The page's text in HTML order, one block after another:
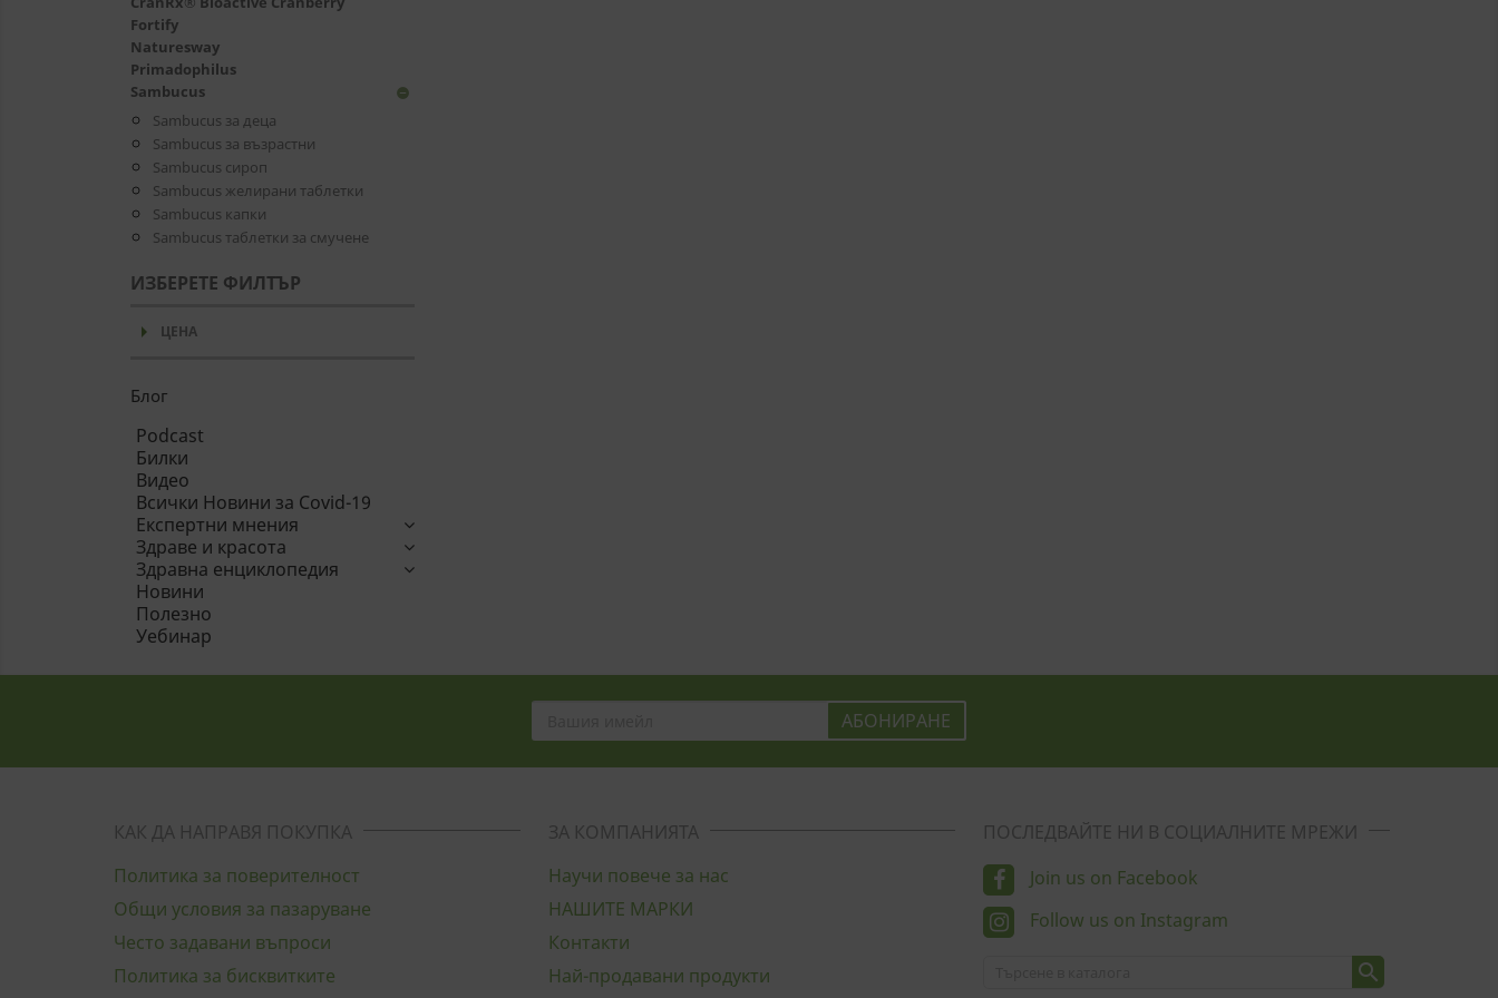
Fortify
Naturesway
Primadophilus
Sambucus
remove_circle
Sambucus за деца
Sambucus за възрастни
Sambucus сироп
Sambucus желирани таблетки
Sambucus капки
Sambucus таблетки за смучене
ИЗБЕРЕТЕ ФИЛТЪР
arrow_drop_down ЦЕНА
Блог
Podcast
Билки
Видео
Всички Новини за Covid-19
Експертни мнения
Здраве и красота
Здравна енциклопедия
Новини
Полезно
Уебинар
КАК ДА НАПРАВЯ ПОКУПКА
Политика за поверителност
Общи условия за пазаруване
Често задавани въпроси
Политика за бисквитките
ЗА КОМПАНИЯТА
Научи повече за нас
НАШИТЕ МАРКИ
Контакти
Най-продавани продукти
ПОСЛЕДВАЙТЕ НИ В СОЦИАЛНИТЕ МРЕЖИ
Join us on Facebook
Follow us on Instagram
